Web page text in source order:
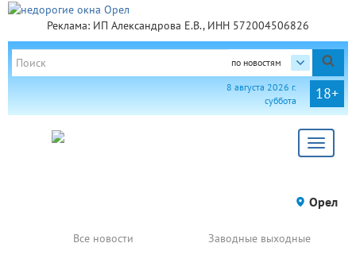
Реклама: ИП Александрова Е.В., ИНН 572004506826
по новостям
18+
8 августа 2026 г.
суббота
Toggle
Орел
Все новости Заводные выходные